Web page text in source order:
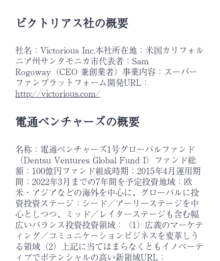
ビクトリアス社の概要
社名：Victorious Inc.本社所在地：米国カリフォル
ニア州サンタモニカ市代表者：Sam
Rogoway（CEO 兼創業者）事業内容：スーパー
ファンプラットフォーム開発URL：
http://victorious.com/
電通ベンチャーズの概要
名称：電通ベンチャーズ1号グローバルファンド
（Dentsu Ventures Global Fund I）ファンド総
額：100億円ファンド組成時期：2015年4月運用期
間：2022年3月までの7年間を予定投資地域：欧
米・アジアなどの海外を中心に、グローバルに投
資投資ステージ：シード／アーリーステージを中
心としつつ、ミッド／レイターステージも含む幅
広いバランス投資投資領域：（1）広義のマーケテ
ィング／コミュニケーションビジネスを変革しう
る領域（2）上記に当てはまらなくともイノベーテ
ィブでポテンシャルの高い新領域URL：